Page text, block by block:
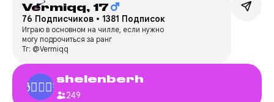
Vermiqq, 17
76 Подписчиков • 1381 Подписок
Играю в основном на чилле, если нужно
могу подрочиться за ранг
Тг: @Vermiqq
shelenberh
249